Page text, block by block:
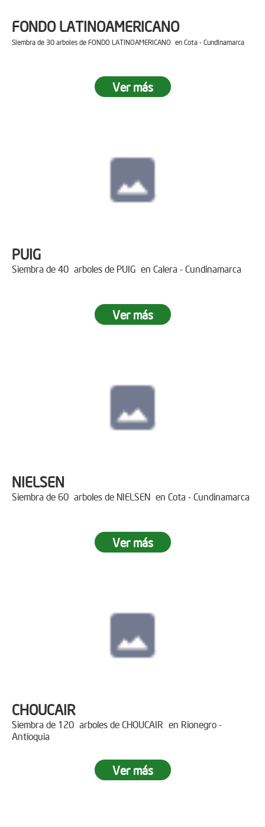
FONDO LATINOAMERICANO
Siembra de 30 arboles de FONDO LATINOAMERICANO en Cota - Cundinamarca
Ver más
PUIG
Siembra de 40 arboles de PUIG en Calera - Cundinamarca
Ver más
NIELSEN
Siembra de 60 arboles de NIELSEN en Cota - Cundinamarca
Ver más
CHOUCAIR
Siembra de 120 arboles de CHOUCAIR en Rionegro -
Antioquia
Ver más